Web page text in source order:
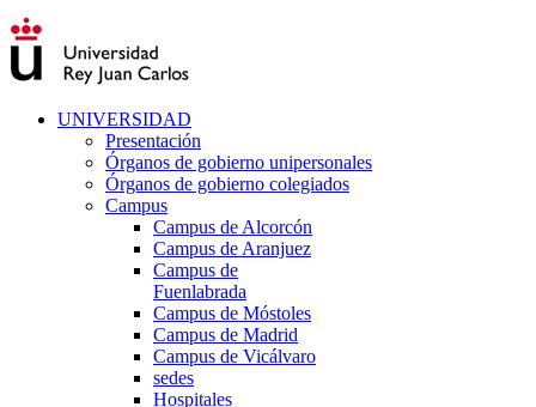
UNIVERSIDAD
Presentación
Órganos de gobierno unipersonales
Órganos de gobierno colegiados
Campus
Campus de Alcorcón
Campus de Aranjuez
Campus de
Fuenlabrada
Campus de Móstoles
Campus de Madrid
Campus de Vicálvaro
sedes
Hospitales